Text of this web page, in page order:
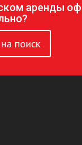
аренды
поиск